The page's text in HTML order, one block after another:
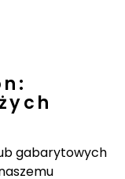
gabarytowych